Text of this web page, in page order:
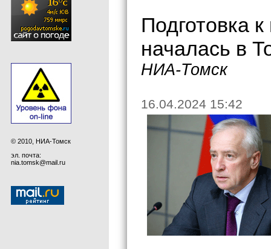
© 2010, НИА-Томск
эл. почта:
nia.tomsk@mail.ru
Подготовка
началась в
НИА-Томск
16.04.2024 15:42